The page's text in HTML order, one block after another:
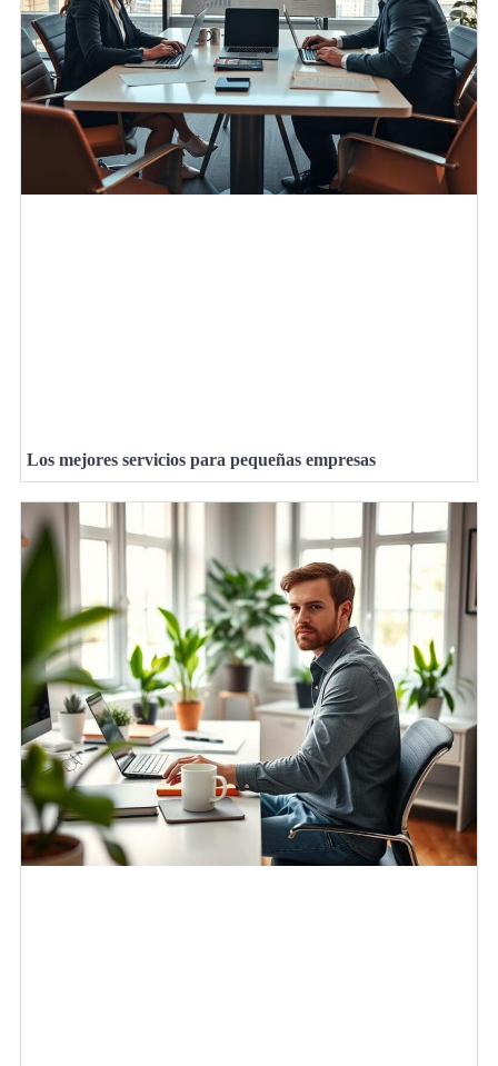
Los mejores servicios para pequeñas empresas